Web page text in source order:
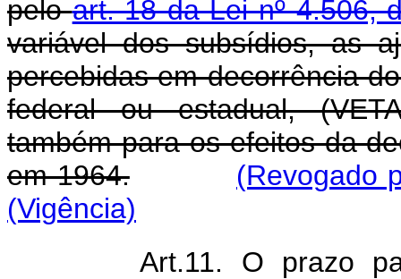
peloart. 18 da Lei nº 4.506,
variável dos subsídios, as
percebidas em decorrência
federal ou estadual,
também para os efeitos da
em 1964.
(Revogado
(Vigência)
Art.11. O prazo